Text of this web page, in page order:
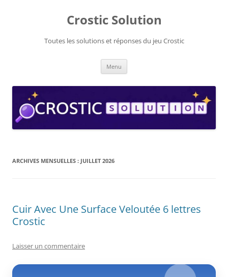
Crostic Solution
Toutes les solutions et réponses du jeu Crostic
Menu
ARCHIVES MENSUELLES : JUILLET 2026
Cuir Avec Une Surface Veloutée 6 lettres
Crostic
Laisser un commentaire